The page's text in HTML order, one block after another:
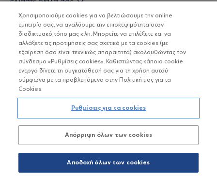
Τιμολογιακή Πολιτική
Δείτε τις πολιτικές μας
Βασικές Γνώσεις
Τα νέα μας
Χρήσιμοι σύνδεσμοι
H Eurobank Asset Management ΑΕΔΑΚ
Επενδυτική φιλοσοφία ESG
Πιστοποιημένα στελέχη και συνεργάτες
Αποστολή Βιογραφικών
ΟΙ ΟΣΕΚΑ ΔΕΝ ΕΧΟΥΝ ΕΓΓΥΗΜΕΝΗ ΑΠΟΔΟΣΗ ΚΑΙ ΟΙ
ΠΡΟΗΓΟΥΜΕΝΕΣ ΑΠΟΔΟΣΕΙΣ ΔΕΝ ΔΙΑΣΦΑΛΙΖΟΥΝ ΤΙΣ
ΜΕΛΛΟΝΤΙΚΕΣ
Copyright © Eurobank ΑΕΔΑΚ
Προστασία Προσωπικών Δεδομένων
Όροι χρήσης
Πολιτική cookies
Χρησιμοποιούμε cookies για να βελτιώσουμε την online
εμπειρία σας, να αναλύουμε την επισκεψιμότητα στον
διαδικτυακό τόπο μας κ.λπ. Μπορείτε να επιλέξετε και να
αλλάξετε τις προτιμήσεις σας σχετικά με τα cookies (με
εξαίρεση όσα είναι τεχνικώς απαραίτητα) ακολουθώντας τον
σύνδεσμο «Ρυθμίσεις cookies». Καθιστώντας κάποιο cookie
ενεργό δίνετε τη συγκατάθεσή σας για τη χρήση αυτού
σύμφωνα με τα προβλεπόμενα στην Πολιτική μας για τα
Cookies.
Ρυθμίσεις για τα cookies
Απόρριψη όλων των cookies
Αποδοχή όλων των cookies